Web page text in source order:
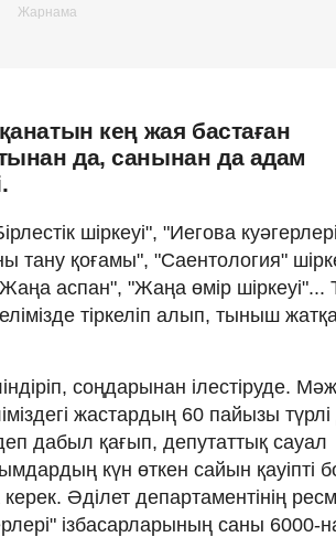
қанатын кең жая бастаған
да, санынан да адам
шіркеуі", "Иегова
тану қоғамы", "Саен­то­логия"
аспан", "Жаңа өмір шіркеуі"...
тіркеліп алып, тыныш
соң­да­рынан ілестіруде.
жас­­тардың 60 пайызы түрлі
дабыл қағып, депутаттық сауал
күн өткен сайын қауіпті
Әділет департаментінің
ізба­сар­ларының саны 6000-